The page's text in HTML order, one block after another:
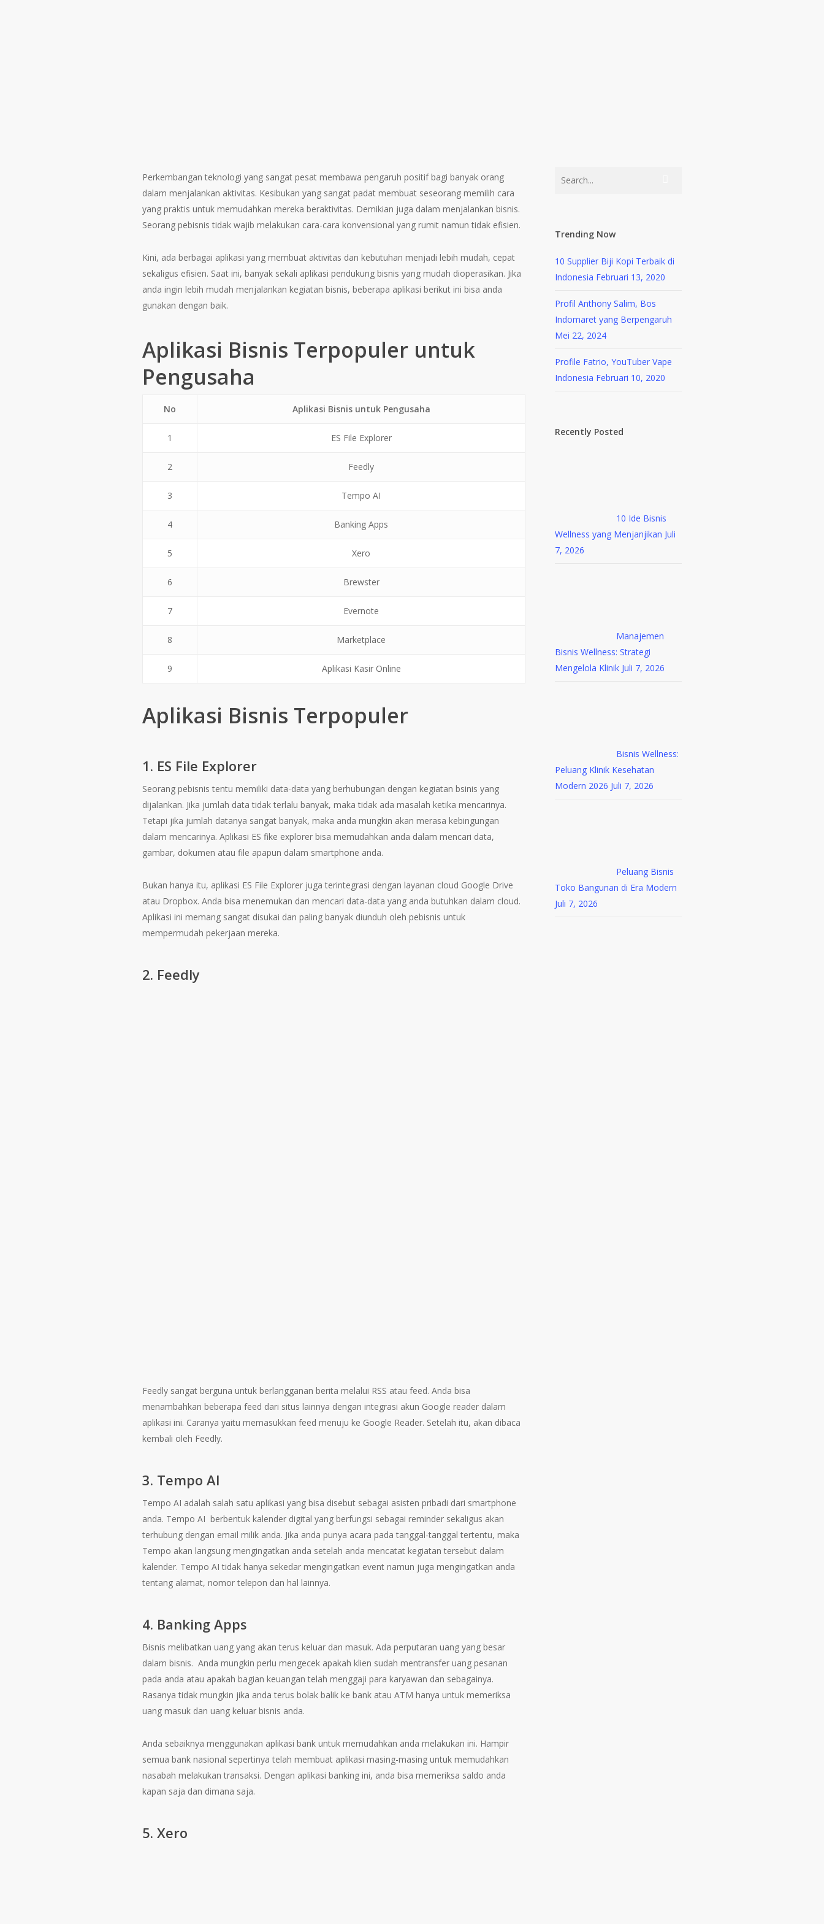
Perkembangan teknologi yang sangat pesat membawa pengaruh positif bagi banyak orang
dalam menjalankan aktivitas. Kesibukan yang sangat padat membuat seseorang memilih cara
yang praktis untuk memudahkan mereka beraktivitas. Demikian juga dalam menjalankan bisnis.
Seorang pebisnis tidak wajib melakukan cara-cara konvensional yang rumit namun tidak efisien.
Kini, ada berbagai aplikasi yang membuat aktivitas dan kebutuhan menjadi lebih mudah, cepat
sekaligus efisien. Saat ini, banyak sekali aplikasi pendukung bisnis yang mudah dioperasikan. Jika
anda ingin lebih mudah menjalankan kegiatan bisnis, beberapa aplikasi berikut ini bisa anda
gunakan dengan baik.
Aplikasi Bisnis Terpopuler untuk
Pengusaha
No Aplikasi Bisnis untuk Pengusaha
1 ES File Explorer
2 Feedly
3 Tempo AI
4 Banking Apps
5 Xero
6 Brewster
7 Evernote
8 Marketplace
9 Aplikasi Kasir Online
Aplikasi Bisnis Terpopuler
1. ES File Explorer
Seorang pebisnis tentu memiliki data-data yang berhubungan dengan kegiatan bsinis yang
dijalankan. Jika jumlah data tidak terlalu banyak, maka tidak ada masalah ketika mencarinya.
Tetapi jika jumlah datanya sangat banyak, maka anda mungkin akan merasa kebingungan
dalam mencarinya. Aplikasi ES fike explorer bisa memudahkan anda dalam mencari data,
gambar, dokumen atau file apapun dalam smartphone anda.
Bukan hanya itu, aplikasi ES File Explorer juga terintegrasi dengan layanan cloud Google Drive
atau Dropbox. Anda bisa menemukan dan mencari data-data yang anda butuhkan dalam cloud.
Aplikasi ini memang sangat disukai dan paling banyak diunduh oleh pebisnis untuk
mempermudah pekerjaan mereka.
2. Feedly
Feedly sangat berguna untuk berlangganan berita melalui RSS atau feed. Anda bisa
menambahkan beberapa feed dari situs lainnya dengan integrasi akun Google reader dalam
aplikasi ini. Caranya yaitu memasukkan feed menuju ke Google Reader. Setelah itu, akan dibaca
kembali oleh Feedly.
3. Tempo AI
Tempo AI adalah salah satu aplikasi yang bisa disebut sebagai asisten pribadi dari smartphone
anda. Tempo AI berbentuk kalender digital yang berfungsi sebagai reminder sekaligus akan
terhubung dengan email milik anda. Jika anda punya acara pada tanggal-tanggal tertentu, maka
Tempo akan langsung mengingatkan anda setelah anda mencatat kegiatan tersebut dalam
kalender. Tempo AI tidak hanya sekedar mengingatkan event namun juga mengingatkan anda
tentang alamat, nomor telepon dan hal lainnya.
4. Banking Apps
Bisnis melibatkan uang yang akan terus keluar dan masuk. Ada perputaran uang yang besar
dalam bisnis. Anda mungkin perlu mengecek apakah klien sudah mentransfer uang pesanan
pada anda atau apakah bagian keuangan telah menggaji para karyawan dan sebagainya.
Rasanya tidak mungkin jika anda terus bolak balik ke bank atau ATM hanya untuk memeriksa
uang masuk dan uang keluar bisnis anda.
Anda sebaiknya menggunakan aplikasi bank untuk memudahkan anda melakukan ini. Hampir
semua bank nasional sepertinya telah membuat aplikasi masing-masing untuk memudahkan
nasabah melakukan transaksi. Dengan aplikasi banking ini, anda bisa memeriksa saldo anda
kapan saja dan dimana saja.
5. Xero
Trending Now
10 Supplier Biji Kopi Terbaik di
Indonesia Februari 13, 2020
Profil Anthony Salim, Bos
Indomaret yang Berpengaruh
Mei 22, 2024
Profile Fatrio, YouTuber Vape
Indonesia Februari 10, 2020
Recently Posted
10 Ide Bisnis
Wellness yang Menjanjikan Juli
7, 2026
Manajemen
Bisnis Wellness: Strategi
Mengelola Klinik Juli 7, 2026
Bisnis Wellness:
Peluang Klinik Kesehatan
Modern 2026 Juli 7, 2026
Peluang Bisnis
Toko Bangunan di Era Modern
Juli 7, 2026